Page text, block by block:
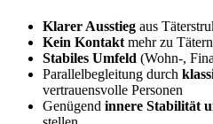
Klarer Ausstieg aus
Kein Kontakt mehr zu Tätern
Stabiles Umfeld (Wohn‑,
Parallelbegleitung durch
vertrauensvolle Personen
Genügend innere Stabilität